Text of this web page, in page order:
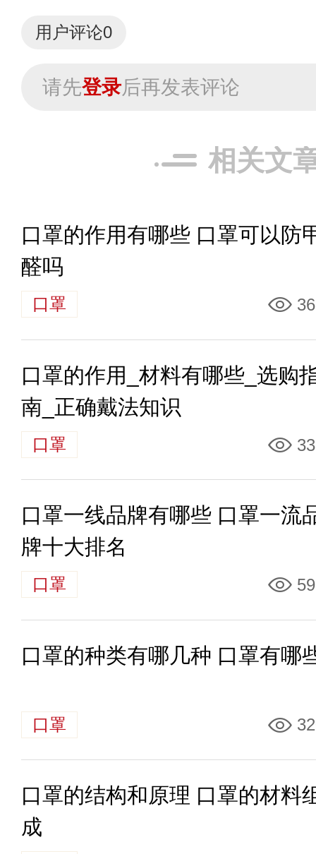
用户评论0
请先登录后再发表评论
相关文
口罩的作用有哪些 口罩可以防
醛吗
口罩
口罩的作用_材料有哪些_选购
南_正确戴法知识
口罩
口罩一线品牌有哪些 口罩一流
牌十大排名
口罩
口罩的种类有哪几种 口罩有哪
口罩
口罩的结构和原理 口罩的材料
成